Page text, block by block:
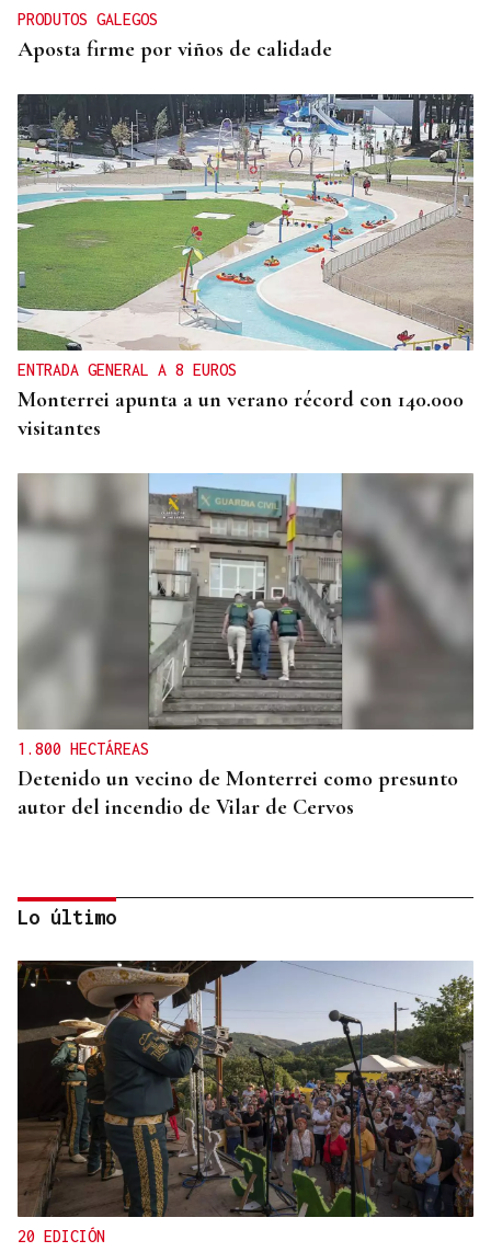
PRODUTOS GALEGOS
Aposta firme por viños de calidade
ENTRADA GENERAL A 8 EUROS
Monterrei apunta a un verano récord con 140.000
visitantes
1.800 HECTÁREAS
Detenido un vecino de Monterrei como presunto
autor del incendio de Vilar de Cervos
ALIANZA
La D.O. Monterrei refuerza su proyección
enoturística junto a Expourense
Lo último
20 EDICIÓN